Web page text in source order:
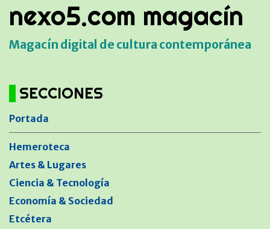
nexo5.com magacín
Magacín digital de cultura contemporánea
SECCIONES
Portada
Hemeroteca
Artes & Lugares
Ciencia & Tecnología
Economía & Sociedad
Etcétera